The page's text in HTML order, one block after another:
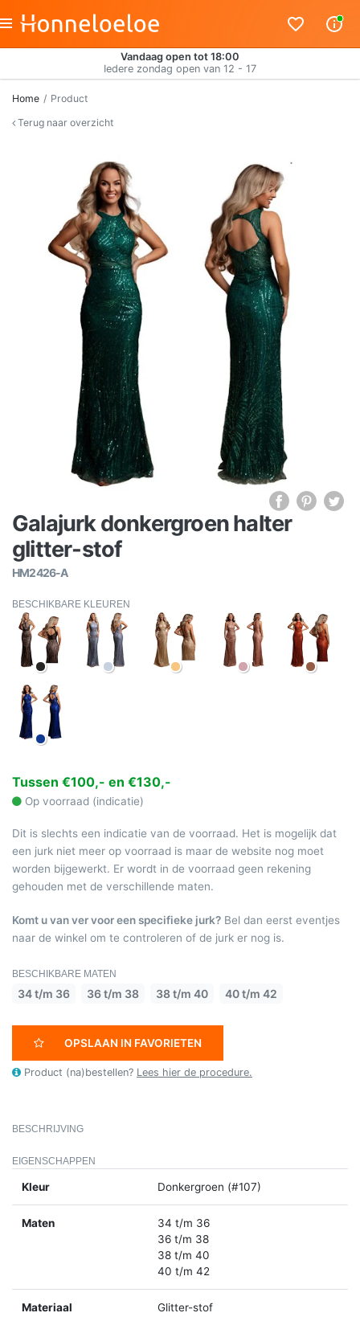
Vandaag open tot 18:00
Iedere zondag open van 12 - 17
Home
Product
Terug naar overzicht
Galajurk donkergroen halter
glitter-stof
HM2426-A
BESCHIKBARE KLEUREN
Tussen €100,- en €130,-
Op voorraad (indicatie)
Dit is slechts een indicatie van de voorraad. Het is mogelijk dat
een jurk niet meer op voorraad is maar de website nog moet
worden bijgewerkt. Er wordt in de voorraad geen rekening
gehouden met de verschillende maten.
Komt u van ver voor een specifieke jurk? Bel dan eerst eventjes
naar de winkel om te controleren of de jurk er nog is.
BESCHIKBARE MATEN
34 t/m 36 36 t/m 38 38 t/m 40 40 t/m 42
OPSLAAN IN FAVORIETEN
Product (na)bestellen? Lees hier de procedure.
BESCHRIJVING
EIGENSCHAPPEN
Kleur Donkergroen (#107)
Maten
34 t/m 36
36 t/m 38
38 t/m 40
40 t/m 42
Materiaal Glitter-stof